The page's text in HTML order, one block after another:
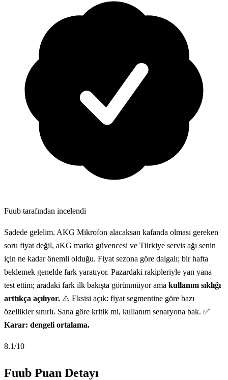
Fuub tarafından incelendi
Sadede gelelim. AKG Mikrofon alacaksan kafanda olması gereken
soru fiyat değil, aKG marka güvencesi ve Türkiye servis ağı senin
için ne kadar önemli olduğu. Fiyat sezona göre dalgalı; bir hafta
beklemek genelde fark yaratıyor. Pazardaki rakipleriyle yan yana
test ettim; aradaki fark ilk bakışta görünmüyor ama kullanım sıklığı
arttıkça açılıyor. ⚠️ Eksisi açık: fiyat segmentine göre bazı
özellikler sınırlı. Sana göre kritik mi, kullanım senaryona bak. ✅
Karar: dengeli ortalama.
8.1/10
Fuub Puan Detayı